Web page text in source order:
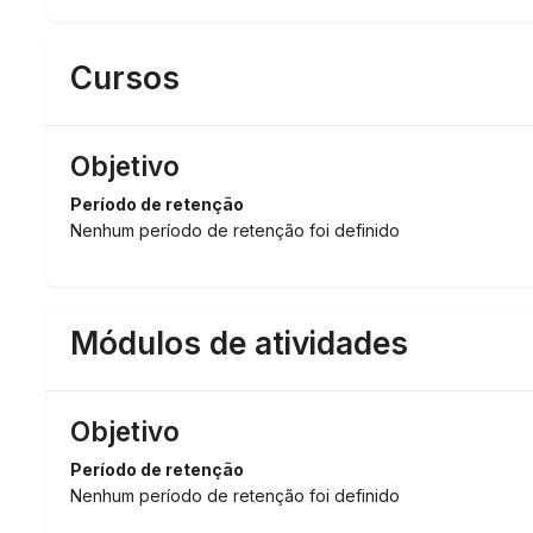
Cursos
Objetivo
Período de retenção
Nenhum período de retenção foi definido
Módulos de atividades
Objetivo
Período de retenção
Nenhum período de retenção foi definido